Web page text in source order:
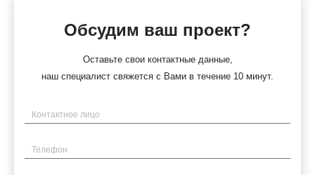
Обсудим ваш проект?
Оставьте свои контактные данные,
наш специалист свяжется с Вами в течение 10 минут.
Имя
Телефон